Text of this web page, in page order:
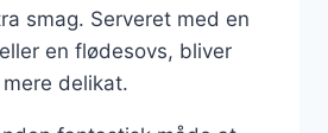
smag. Serveret med en
en flødesovs, bliver
delikat.